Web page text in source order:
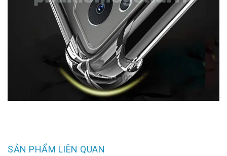
SẢN PHẨM LIÊN QUAN